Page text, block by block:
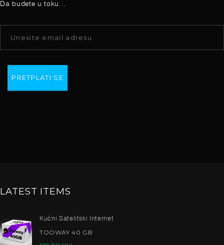
Da budete u toku...
LATEST ITEMS
Kućni Satelitski Internet
TOOWAY 40 GB